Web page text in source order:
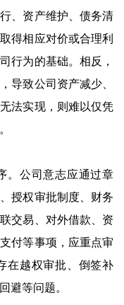
、资产维护、债务清
得相应对价或合理利
行为的基础。相反，
导致公司资产减少、
法实现，则难以仅凭
。公司意志应通过章
授权审批制度、财务
交易、对外借款、资
付等事项，应重点审
在越权审批、倒签补
避等问题。